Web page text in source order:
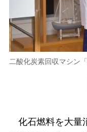
二酸化炭素回収マシン
化石燃料を大量